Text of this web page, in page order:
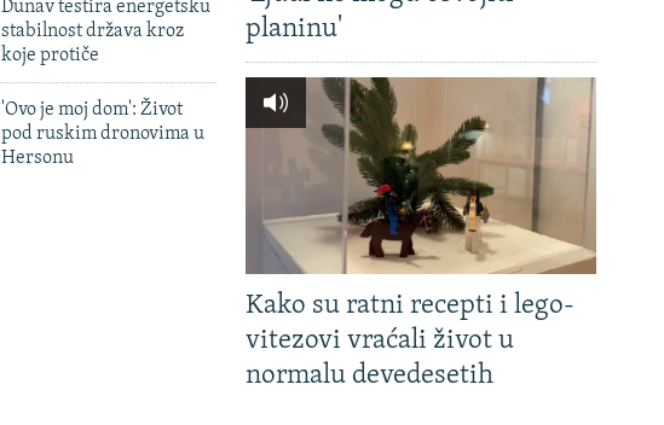
Dunav testira energetsku
stabilnost država kroz
koje protiče
'Ovo je moj dom': Život
pod ruskim dronovima u
Hersonu
planinu'
Kako su ratni recepti i lego-
vitezovi vraćali život u
normalu devedesetih